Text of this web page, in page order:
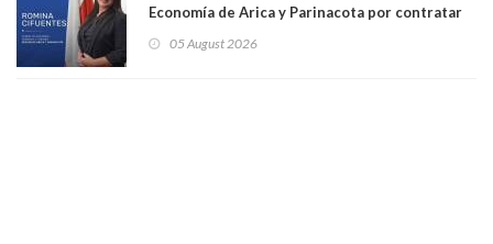
Economía de Arica y Parinacota por contratar
una militante de RN, detenida con 47 kilos de
05 August 2026